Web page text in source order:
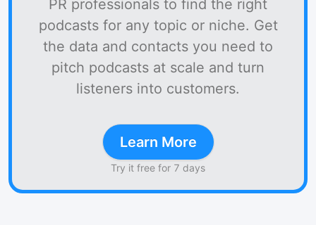
PR professionals to find the right
podcasts for any topic or niche. Get
the data and contacts you need to
pitch podcasts at scale and turn
listeners into customers.
Learn More
Try it free for 7 days